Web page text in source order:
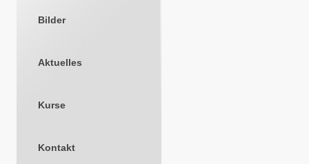
Bilder
Aktuelles
Kurse
Kontakt